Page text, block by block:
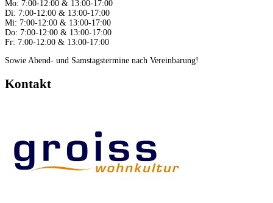
Mo: 7:00-12:00 & 13:00-17:00
Di: 7:00-12:00 & 13:00-17:00
Mi: 7:00-12:00 & 13:00-17:00
Do: 7:00-12:00 & 13:00-17:00
Fr: 7:00-12:00 & 13:00-17:00
Sowie Abend- und Samstagstermine nach Vereinbarung!
Kontakt